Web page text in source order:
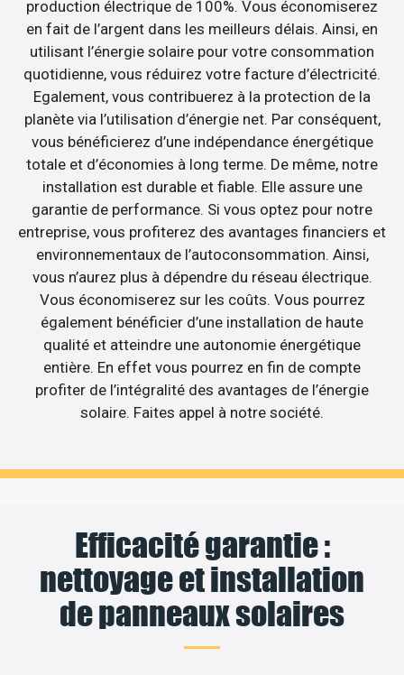
production électrique de 100%. Vous économiserez
en fait de l’argent dans les meilleurs délais. Ainsi, en
utilisant l’énergie solaire pour votre consommation
quotidienne, vous réduirez votre facture d’électricité.
Egalement, vous contribuerez à la protection de la
planète via l’utilisation d’énergie net. Par conséquent,
vous bénéficierez d’une indépendance énergétique
totale et d’économies à long terme. De même, notre
installation est durable et fiable. Elle assure une
garantie de performance. Si vous optez pour notre
entreprise, vous profiterez des avantages financiers et
environnementaux de l’autoconsommation. Ainsi,
vous n’aurez plus à dépendre du réseau électrique.
Vous économiserez sur les coûts. Vous pourrez
également bénéficier d’une installation de haute
qualité et atteindre une autonomie énergétique
entière. En effet vous pourrez en fin de compte
profiter de l’intégralité des avantages de l’énergie
solaire. Faites appel à notre société.
Efficacité garantie :
nettoyage et installation
de panneaux solaires